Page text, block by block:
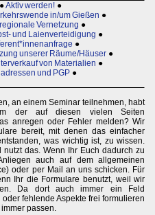
●Aktiv werden! ●
in/um Gießen ●
Vernetzung ●
und Laienverteidigung ●
●
unserer Räume/Häuser ●
von Materialien ●
und PGP ●
an einem Seminar teilnehmen, habt
der auf diesen vielen Seiten
anregen oder Fehler melden? Wir
bereit, mit denen das einfacher
was wichtig ist, zu wissen.
das. Wenn Ihr Euch dadurch zu
auch auf dem allgemeinen
oder per Mail an uns schicken. Für
Ihr die Formulare benutzt, weil wir
Da dort auch immer ein Feld
fehlende Aspekte frei formulieren
passen.